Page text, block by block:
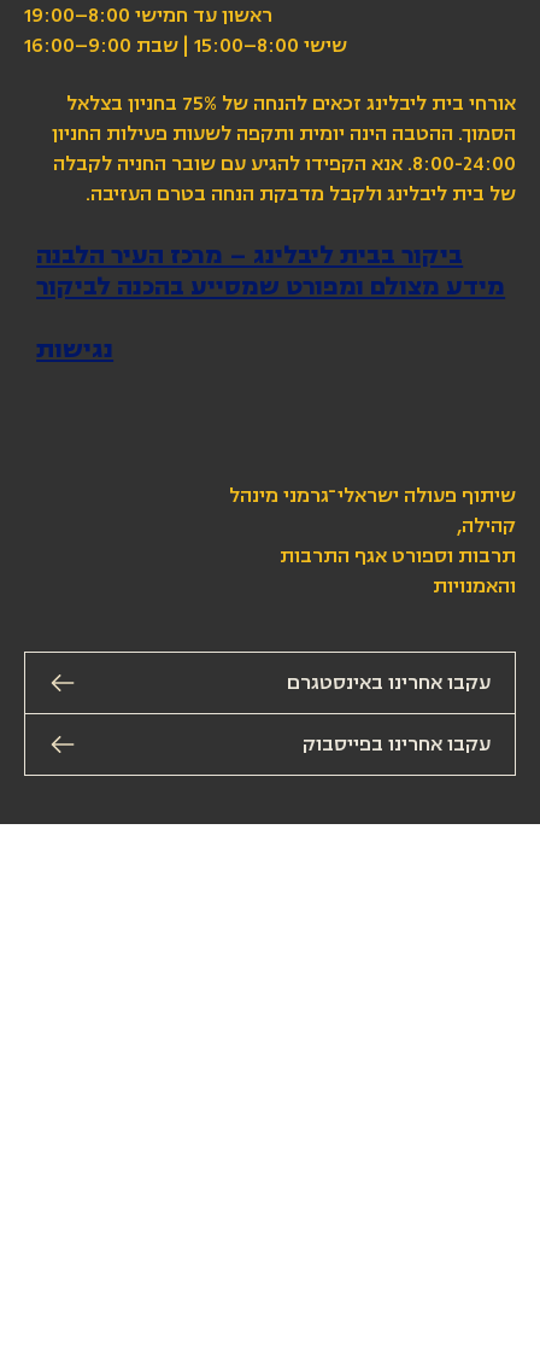
עקבו אחרינו באינסטגרם
ראשון עד חמישי 8:00–19:00
שישי 8:00–15:00 | שבת 9:00–16:00
אורחי בית ליבלינג זכאים להנחה של 75% בחניון בצלאל
הסמוך. ההטבה הינה יומית ותקפה לשעות פעילות החניון
8:00-24:00. אנא הקפידו להגיע עם שובר החניה לקבלה
של בית ליבלינג ולקבל מדבקת הנחה בטרם העזיבה.
שיתוף פעולה ישראלי־גרמני מינהל
קהילה,
תרבות וספורט אגף התרבות
והאמנויות
ביקור בבית ליבלינג – מרכז העיר הלבנה
מידע מצולם ומפורט שמסייע בהכנה לביקור
נגישות
עקבו אחרינו בפייסבוק